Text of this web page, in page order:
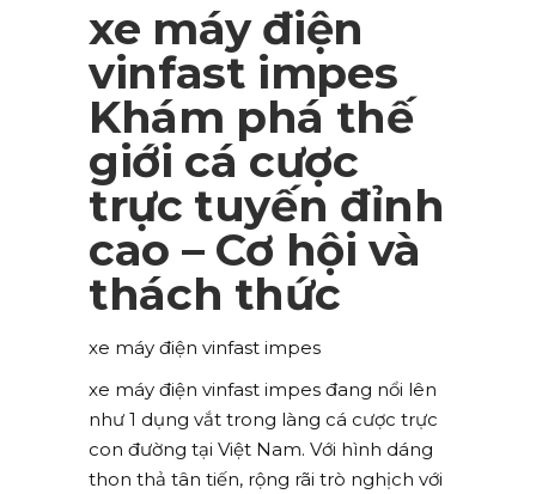
xe máy điện
vinfast impes
Khám phá thế
giới cá cược
trực tuyến đỉnh
cao – Cơ hội và
thách thức
xe máy điện vinfast impes
xe máy điện vinfast impes đang nổi lên
như 1 dụng vắt trong làng cá cược trực
con đường tại Việt Nam. Với hình dáng
thon thả tân tiến, rộng rãi trò nghịch với